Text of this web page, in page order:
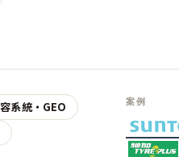
系統・GEO
案例